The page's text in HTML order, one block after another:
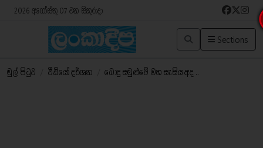
2026 අගෝස්තු 07 වන සිකුරාදා
Sections
මුල් පිටුව වීඩියෝ දර්ශන බොදු සමුළුවේ මහ සැසිය අද ..